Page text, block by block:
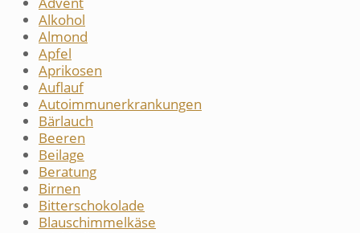
Alkohol
Almond
Apfel
Aprikosen
Auflauf
Autoimmunerkrankungen
Bärlauch
Beeren
Beilage
Beratung
Birnen
Bitterschokolade
Blauschimmelkäse